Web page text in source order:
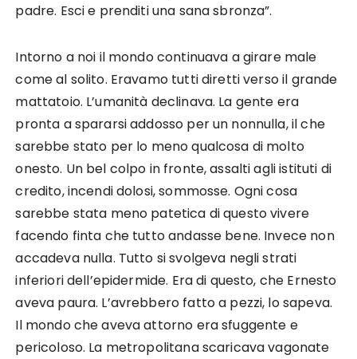
padre. Esci e prenditi una sana sbronza”.
Intorno a noi il mondo continuava a girare male
come al solito. Eravamo tutti diretti verso il grande
mattatoio. L’umanità declinava. La gente era
pronta a spararsi addosso per un nonnulla, il che
sarebbe stato per lo meno qualcosa di molto
onesto. Un bel colpo in fronte, assalti agli istituti di
credito, incendi dolosi, sommosse. Ogni cosa
sarebbe stata meno patetica di questo vivere
facendo finta che tutto andasse bene. Invece non
accadeva nulla. Tutto si svolgeva negli strati
inferiori dell’epidermide. Era di questo, che Ernesto
aveva paura. L’avrebbero fatto a pezzi, lo sapeva.
Il mondo che aveva attorno era sfuggente e
pericoloso. La metropolitana scaricava vagonate